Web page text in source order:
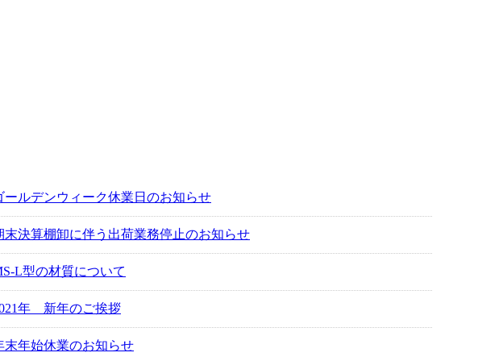
ールデンウィーク休業日のお知らせ
末決算棚卸に伴う出荷業務停止のお知らせ
L型の材質について
年 新年のご挨拶
末年始休業のお知らせ